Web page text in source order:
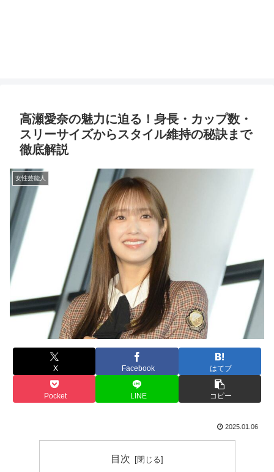
高瀬愛奈の魅力に迫る！身長・カップ数・
スリーサイズからスタイル維持の秘訣まで
徹底解説
女性芸能人
X Facebook はてブ
Pocket LINE コピー
2025.01.06
目次